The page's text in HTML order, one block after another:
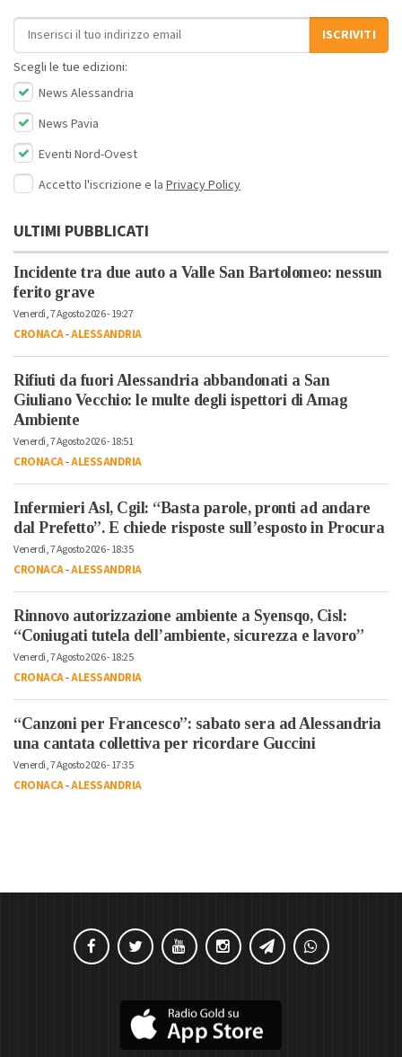
Indirizzo email
ISCRIVITI
Scegli le tue edizioni:
News Alessandria
News Pavia
Eventi Nord-Ovest
Accetto l'iscrizione e la Privacy Policy
ULTIMI PUBBLICATI
Incidente tra due auto a Valle San Bartolomeo: nessun
ferito grave
Venerdì, 7 Agosto 2026 - 19:27
CRONACA-ALESSANDRIA
Rifiuti da fuori Alessandria abbandonati a San
Giuliano Vecchio: le multe degli ispettori di Amag
Ambiente
Venerdì, 7 Agosto 2026 - 18:51
CRONACA-ALESSANDRIA
Infermieri Asl, Cgil: “Basta parole, pronti ad andare
dal Prefetto”. E chiede risposte sull’esposto in Procura
Venerdì, 7 Agosto 2026 - 18:35
CRONACA-ALESSANDRIA
Rinnovo autorizzazione ambiente a Syensqo, Cisl:
“Coniugati tutela dell’ambiente, sicurezza e lavoro”
Venerdì, 7 Agosto 2026 - 18:25
CRONACA-ALESSANDRIA
“Canzoni per Francesco”: sabato sera ad Alessandria
una cantata collettiva per ricordare Guccini
Venerdì, 7 Agosto 2026 - 17:35
CRONACA-ALESSANDRIA